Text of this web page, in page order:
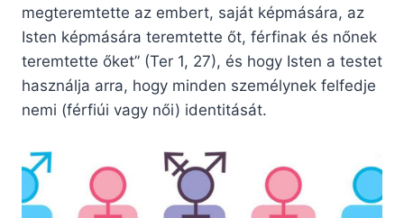
megteremtette az embert, saját képmására, az
Isten képmására teremtette őt, férfinak és nőnek
teremtette őket” (Ter 1, 27), és hogy Isten a testet
használja arra, hogy minden személynek felfedje
nemi (férfiúi vagy női) identitását.